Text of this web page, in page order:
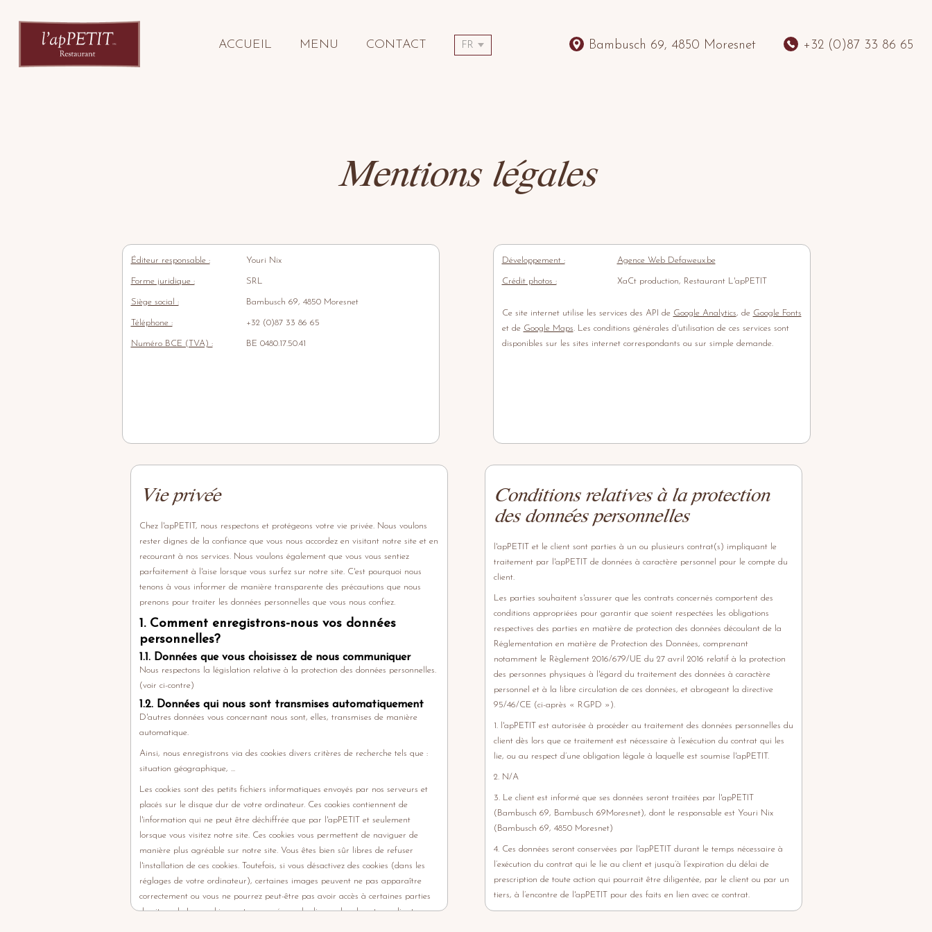
ACCUEIL MENU CONTACT FR Bambusch 69, 4850 Moresnet +32 (0)87 33 86 65
Mentions légales
Éditeur responsable : Youri Nix
Forme juridique : SRL
Siège social : Bambusch 69, 4850 Moresnet
Téléphone : +32 (0)87 33 86 65
Numéro BCE (TVA) : BE 0480.17.50.41
Développement : Agence Web Defaweux.be
Crédit photos : XaCt production, Restaurant L'apPETIT
Ce site internet utilise les services des API de Google Analytics, de Google Fonts
et de Google Maps. Les conditions générales d'utilisation de ces services sont
disponibles sur les sites internet correspondants ou sur simple demande.
Vie privée
Chez l'apPETIT, nous respectons et protégeons votre vie privée. Nous voulons
rester dignes de la confiance que vous nous accordez en visitant notre site et en
recourant à nos services. Nous voulons également que vous vous sentiez
parfaitement à l'aise lorsque vous surfez sur notre site. C'est pourquoi nous
tenons à vous informer de manière transparente des précautions que nous
prenons pour traiter les données personnelles que vous nous confiez.
1. Comment enregistrons-nous vos données
personnelles?
1.1. Données que vous choisissez de nous communiquer
Nous respectons la législation relative à la protection des données personnelles.
(voir ci-contre)
1.2. Données qui nous sont transmises automatiquement
D'autres données vous concernant nous sont, elles, transmises de manière
automatique.
Ainsi, nous enregistrons via des cookies divers critères de recherche tels que :
situation géographique, ...
Les cookies sont des petits fichiers informatiques envoyés par nos serveurs et
placés sur le disque dur de votre ordinateur. Ces cookies contiennent de
l'information qui ne peut être déchiffrée que par l'apPETIT et seulement
lorsque vous visitez notre site. Ces cookies vous permettent de naviguer de
manière plus agréable sur notre site. Vous êtes bien sûr libres de refuser
l'installation de ces cookies. Toutefois, si vous désactivez des cookies (dans les
réglages de votre ordinateur), certaines images peuvent ne pas apparaître
correctement ou vous ne pourrez peut-être pas avoir accès à certaines parties
du site web. Les cookies sont conservés sur le disque dur de votre ordinateur
Conditions relatives à la protection
des données personnelles
l'apPETIT et le client sont parties à un ou plusieurs contrat(s) impliquant le
traitement par l'apPETIT de données à caractère personnel pour le compte du
client.
Les parties souhaitent s'assurer que les contrats concernés comportent des
conditions appropriées pour garantir que soient respectées les obligations
respectives des parties en matière de protection des données découlant de la
Réglementation en matière de Protection des Données, comprenant
notamment le Règlement 2016/679/UE du 27 avril 2016 relatif à la protection
des personnes physiques à l'égard du traitement des données à caractère
personnel et à la libre circulation de ces données, et abrogeant la directive
95/46/CE (ci-après « RGPD »).
1. l'apPETIT est autorisée à procéder au traitement des données personnelles du
client dès lors que ce traitement est nécessaire à l’exécution du contrat qui les
lie, ou au respect d’une obligation légale à laquelle est soumise l'apPETIT.
2. N/A
3. Le client est informé que ses données seront traitées par l'apPETIT
(Bambusch 69, Bambusch 69Moresnet), dont le responsable est Youri Nix
(Bambusch 69, 4850 Moresnet)
4. Ces données seront conservées par l'apPETIT durant le temps nécessaire à
l’exécution du contrat qui le lie au client et jusqu’à l’expiration du délai de
prescription de toute action qui pourrait être diligentée, par le client ou par un
tiers, à l’encontre de l'apPETIT pour des faits en lien avec ce contrat.